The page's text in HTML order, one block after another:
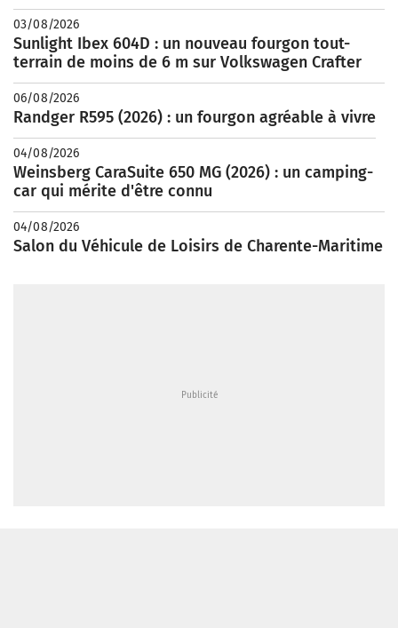
03/08/2026
Sunlight Ibex 604D : un nouveau fourgon tout-
terrain de moins de 6 m sur Volkswagen Crafter
06/08/2026
Randger R595 (2026) : un fourgon agréable à vivre
04/08/2026
Weinsberg CaraSuite 650 MG (2026) : un camping-
car qui mérite d'être connu
04/08/2026
Salon du Véhicule de Loisirs de Charente-Maritime